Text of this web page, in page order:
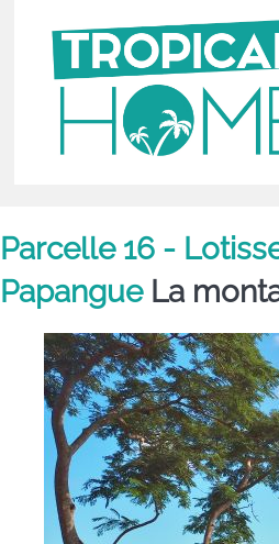
Parcelle 16 -
Papangue La